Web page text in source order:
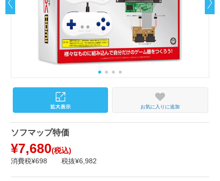
お気に入りに追加
ソフマップ特価
¥7,680(税込)
消費税¥698 税抜¥6,982